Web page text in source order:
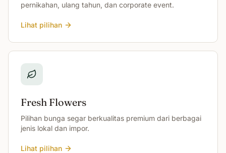
pernikahan, ulang tahun, dan corporate event.
Lihat pilihan
Fresh Flowers
Pilihan bunga segar berkualitas premium dari berbagai
jenis lokal dan impor.
Lihat pilihan